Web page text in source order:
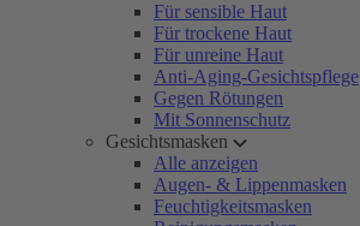
Für sensible Haut
Für trockene Haut
Für unreine Haut
Anti-Aging-Gesichtspflege
Gegen Rötungen
Mit Sonnenschutz
Gesichtsmasken
Alle anzeigen
Augen- & Lippenmasken
Feuchtigkeitsmasken